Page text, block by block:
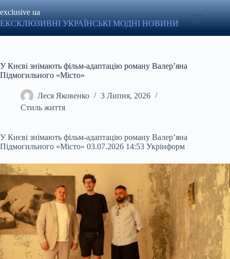
до
вмісту
exclusive ua
ЕКСКЛЮЗИВНІ УКРАЇНСЬКІ МОДНІ НОВИНИ
У Києві знімають фільм-адаптацію роману Валер’яна
Підмогильного «Місто»
Леся Яковенко
3 Липня, 2026
Стиль життя
У Києві знімають фільм-адаптацію роману Валер’яна
Підмогильного «Місто» 03.07.2026 14:53 Укрінформ